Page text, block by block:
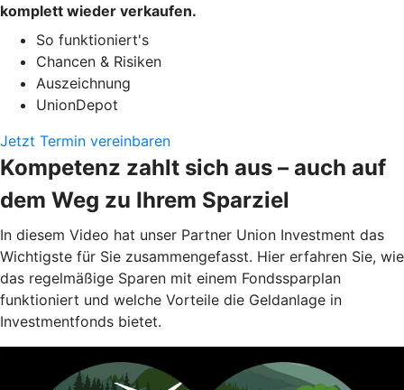
komplett wieder verkaufen.
So funktioniert's
Chancen & Risiken
Auszeichnung
UnionDepot
Jetzt Termin vereinbaren
Kompetenz zahlt sich aus – auch auf
dem Weg zu Ihrem Sparziel
In diesem Video hat unser Partner Union Investment das
Wichtigste für Sie zusammengefasst. Hier erfahren Sie, wie
das regelmäßige Sparen mit einem Fondssparplan
funktioniert und welche Vorteile die Geldanlage in
Investmentfonds bietet.